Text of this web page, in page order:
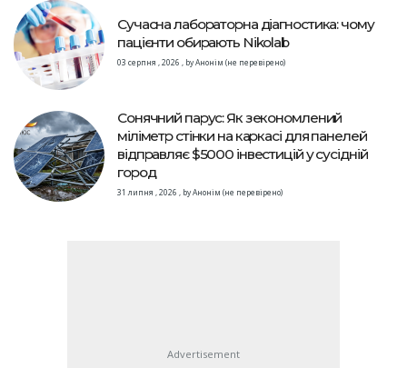
Сучасна лабораторна діагностика: чому
пацієнти обирають Nikolab
03 серпня , 2026 , byАнонім (не перевірено)
Сонячний парус: Як зекономлений
міліметр стінки на каркасі для панелей
відправляє $5000 інвестицій у сусідній
город
31 липня , 2026 , byАнонім (не перевірено)
Advertisement